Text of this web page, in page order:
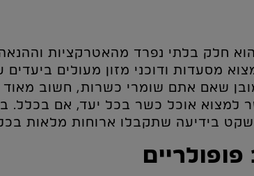
חלק בלתי נפרד מהאטרקציות
מסעדות ודוכני מזון מעולים
שאם אתם שומרי כשרות, חשוב מאוד
למצוא אוכל כשר בכל יעד, אם בכלל.
בידיעה שתקבלו ארוחות מלאות בכל
פופולריים